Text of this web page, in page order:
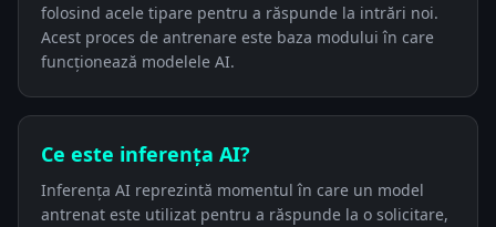
folosind acele tipare pentru a răspunde la intrări noi.
Acest proces de antrenare este baza modului în care
funcționează modelele AI.
Ce este inferența AI?
Inferența AI reprezintă momentul în care un model
antrenat este utilizat pentru a răspunde la o solicitare,